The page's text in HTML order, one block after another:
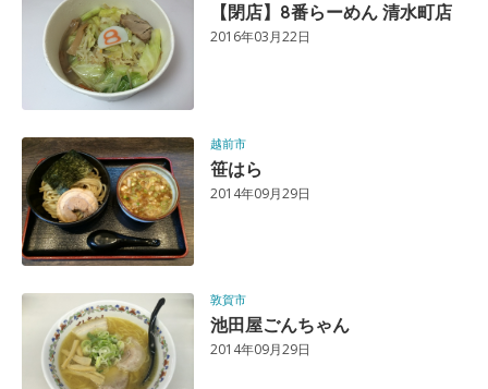
【閉店】8番らーめん 清水町店
2016年03月22日
越前市
笹はら
2014年09月29日
敦賀市
池田屋ごんちゃん
2014年09月29日